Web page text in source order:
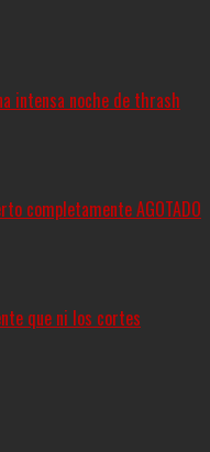
intensa noche de thrash
completamente AGOTADO
que ni los cortes